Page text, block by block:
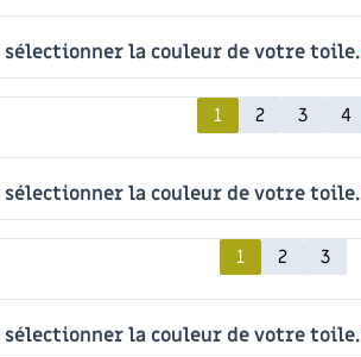
la couleur de votre toile.
1 2 3 4
la couleur de votre toile.
1 2 3
la couleur de votre toile.